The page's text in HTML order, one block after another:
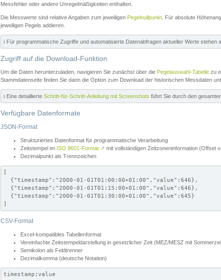
Messfehler oder andere Unregelmäßigkeiten enthalten.
Die Messwerte sind relative Angaben zum jeweiligen Pegelnullpunkt . Für absolute
jeweiligen Pegels addieren.
ℹ️ Für programmatische Zugriffe und automatisierte Datenabfragen aktueller Werte stehen
Zugriff auf die Download-Funktion
Um die Daten herunterzuladen, navigieren Sie zunächst über die Pegelauswahl-Tabelle zu
Stammdatenseite finden Sie dann die Option zum Download der historischen Messdaten
ℹ️ Eine detaillierte Schritt-für-Schritt-Anleitung mit Screenshots führt Sie durch den
Verfügbare Datenformate
JSON-Format
Strukturiertes Datenformat für programmatische Verarbeitung
Zeitstempel im ISO 8601-Format ↗ mit vollständigen Zeitzoneninformation (Offset
Dezimalpunkt als Trennzeichen
[
  {"timestamp":"2000-01-01T01:00:00+01:00","value":646},
  {"timestamp":"2000-01-01T01:15:00+01:00","value":646},
  {"timestamp":"2000-01-01T01:30:00+01:00","value":645}
]
CSV-Format
Excel-kompatibles Tabellenformat
Vereinfachte Zeitstempeldarstellung in gesetzlicher Zeit (MEZ/MESZ mit
Semikolon als Feldtrenner
Dezimalkomma (deutsche Notation)
timestamp;value